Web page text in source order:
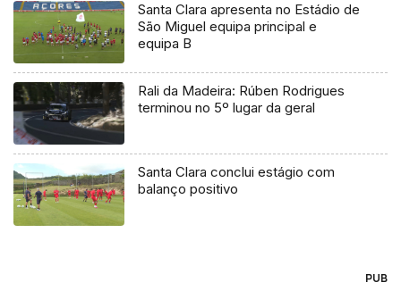
Santa Clara apresenta no Estádio de
São Miguel equipa principal e
equipa B
Rali da Madeira: Rúben Rodrigues
terminou no 5º lugar da geral
Santa Clara conclui estágio com
balanço positivo
PUB